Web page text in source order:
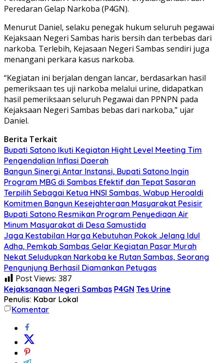
Peredaran Gelap Narkoba (P4GN).
Menurut Daniel, selaku penegak hukum seluruh pegawai
Kejaksaan Negeri Sambas haris bersih dan terbebas dari
narkoba. Terlebih, Kejasaan Negeri Sambas sendiri juga
menangani perkara kasus narkoba.
“Kegiatan ini berjalan dengan lancar, berdasarkan hasil
pemeriksaan tes uji narkoba melalui urine, didapatkan
hasil pemeriksaan seluruh Pegawai dan PPNPN pada
Kejaksaan Negeri Sambas bebas dari narkoba,” ujar
Daniel.
Berita Terkait
Bupati Satono Ikuti Kegiatan Hight Level Meeting Tim
Pengendalian Inflasi Daerah
Bangun Sinergi Antar Instansi, Bupati Satono Ingin
Program MBG di Sambas Efektif dan Tepat Sasaran
Terpilih Sebagai Ketua HNSI Sambas, Wabup Heroaldi
Komitmen Bangun Kesejahteraan Masyarakat Pesisir
Bupati Satono Resmikan Program Penyediaan Air
Minum Masyarakat di Desa Samustida
Jaga Kestabilan Harga Kebutuhan Pokok Jelang Idul
Adha, Pemkab Sambas Gelar Kegiatan Pasar Murah
Nekat Seludupkan Narkoba ke Rutan Sambas, Seorang
Pengunjung Berhasil Diamankan Petugas
Post Views: 387
Kejaksanaan Negeri Sambas P4GN Tes Urine
Penulis: Kabar Lokal
Komentar